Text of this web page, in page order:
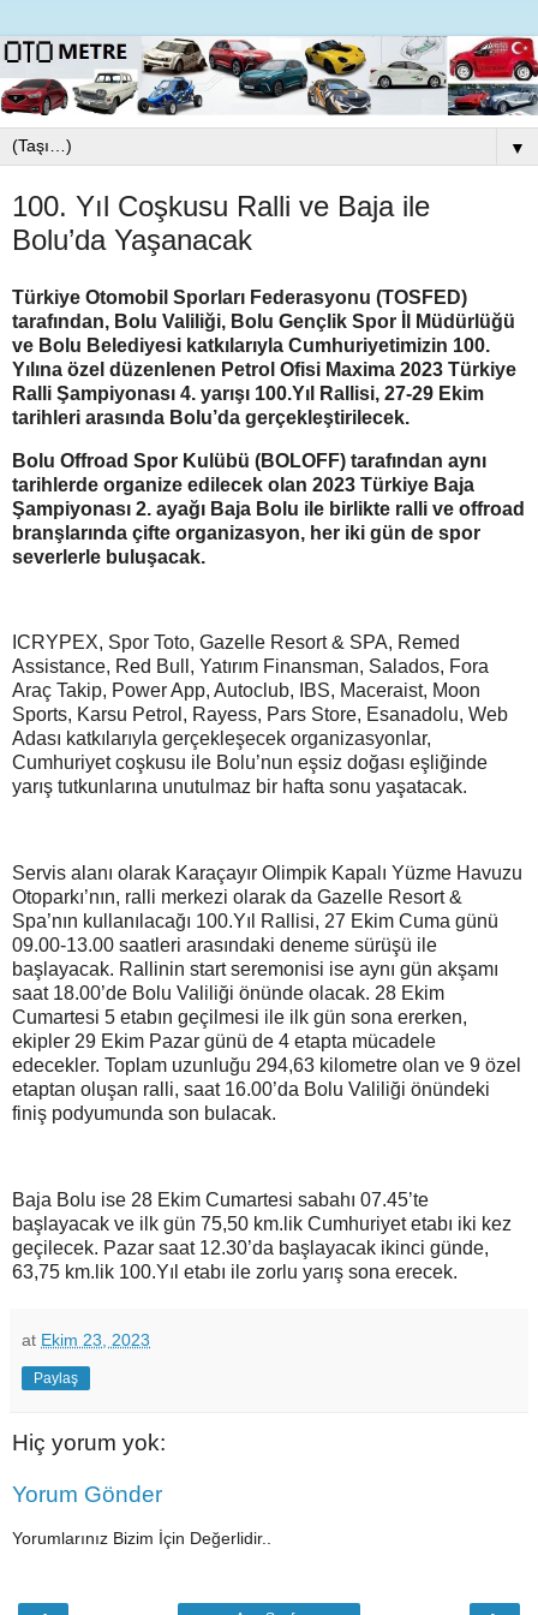
▼
100. Yıl Coşkusu Ralli ve Baja ile
Bolu’da Yaşanacak
Türkiye Otomobil Sporları Federasyonu (TOSFED)
tarafından, Bolu Valiliği, Bolu Gençlik Spor İl Müdürlüğü
ve Bolu Belediyesi katkılarıyla Cumhuriyetimizin 100.
Yılına özel düzenlenen Petrol Ofisi Maxima 2023 Türkiye
Ralli Şampiyonası 4. yarışı 100.Yıl Rallisi, 27-29 Ekim
tarihleri arasında Bolu’da gerçekleştirilecek.
Bolu Offroad Spor Kulübü (BOLOFF) tarafından aynı
tarihlerde organize edilecek olan 2023 Türkiye Baja
Şampiyonası 2. ayağı Baja Bolu ile birlikte ralli ve offroad
branşlarında çifte organizasyon, her iki gün de spor
severlerle buluşacak.
ICRYPEX, Spor Toto, Gazelle Resort & SPA, Remed
Assistance, Red Bull, Yatırım Finansman, Salados, Fora
Araç Takip, Power App, Autoclub, IBS, Maceraist, Moon
Sports, Karsu Petrol, Rayess, Pars Store, Esanadolu, Web
Adası katkılarıyla gerçekleşecek organizasyonlar,
Cumhuriyet coşkusu ile Bolu’nun eşsiz doğası eşliğinde
yarış tutkunlarına unutulmaz bir hafta sonu yaşatacak.
Servis alanı olarak Karaçayır Olimpik Kapalı Yüzme Havuzu
Otoparkı’nın, ralli merkezi olarak da Gazelle Resort &
Spa’nın kullanılacağı 100.Yıl Rallisi, 27 Ekim Cuma günü
09.00-13.00 saatleri arasındaki deneme sürüşü ile
başlayacak. Rallinin start seremonisi ise aynı gün akşamı
saat 18.00’de Bolu Valiliği önünde olacak. 28 Ekim
Cumartesi 5 etabın geçilmesi ile ilk gün sona ererken,
ekipler 29 Ekim Pazar günü de 4 etapta mücadele
edecekler. Toplam uzunluğu 294,63 kilometre olan ve 9 özel
etaptan oluşan ralli, saat 16.00’da Bolu Valiliği önündeki
finiş podyumunda son bulacak.
Baja Bolu ise 28 Ekim Cumartesi sabahı 07.45’te
başlayacak ve ilk gün 75,50 km.lik Cumhuriyet etabı iki kez
geçilecek. Pazar saat 12.30’da başlayacak ikinci günde,
63,75 km.lik 100.Yıl etabı ile zorlu yarış sona erecek.
at Ekim 23, 2023
Paylaş
Hiç yorum yok:
Yorum Gönder
Yorumlarınız Bizim İçin Değerlidir..